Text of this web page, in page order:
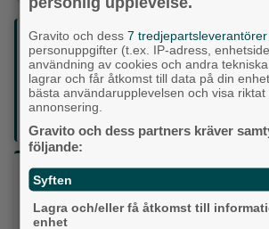
Följ oss på sociala medier:
Din enda lokaltidning som kommer på
GRATIS!
Lokalpressen, på webben, i brevlådan
Vilket parti skulle du rösta på om
idag?
Gravito och dess7 tredjepartsleverantörer
personuppgifter (t.ex. IP-adress,
användning av cookies och andra
lagrar och får åtkomst till data på din
bästa användarupplevelsen och visa riktat
annonsering.
Gravito och dess partners kräver
följande:
Syften
Lagra och/eller få åtkomst till
enhet